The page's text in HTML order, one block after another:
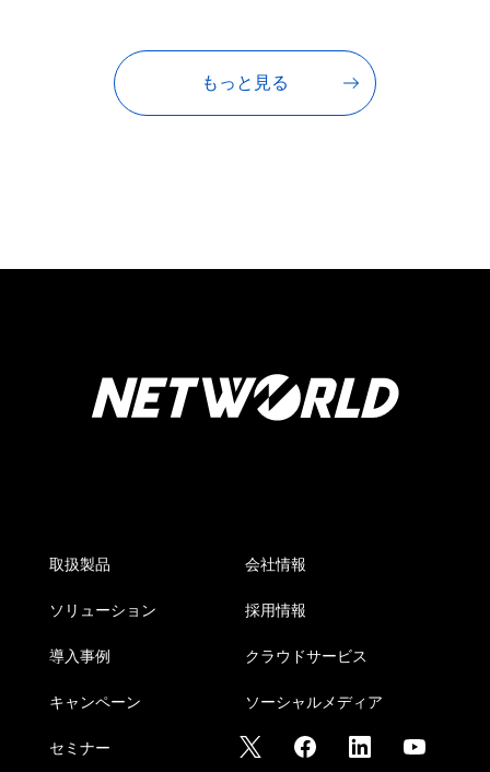
もっと見る
取扱製品
ソリューション
導入事例
キャンペーン
セミナー
会社情報
採用情報
クラウドサービス
ソーシャルメディア